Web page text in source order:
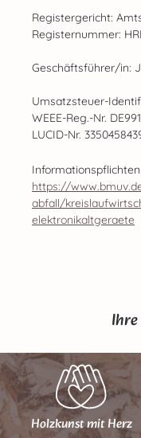
Registergericht:
Registernummer:
Geschäftsführer/in:
Umsatzsteuer-
WEEE-Reg.-Nr.
LUCID-Nr.
Informationspflichten
https://
abfall/
elektronikaltgeraete
Holzkunst mit Herz